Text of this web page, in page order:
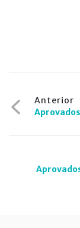
de
Anterior